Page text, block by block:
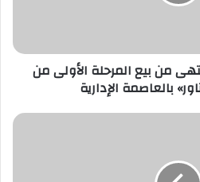
من بيع المرحلة الأولى من
بالعاصمة الإدارية